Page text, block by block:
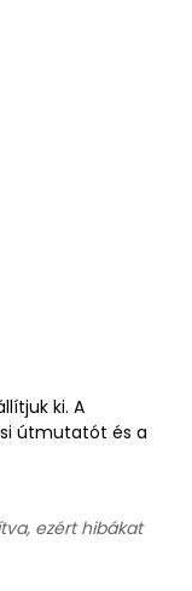
ki. A
útmutatót és a
ezért hibákat